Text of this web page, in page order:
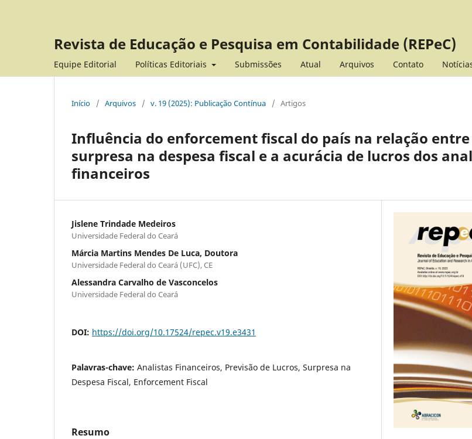
Revista de Educação e Pesquisa em Contabilidade (REPeC)
Equipe Editorial Políticas Editoriais Submissões Atual Arquivos Contato
Início / Arquivos / v. 19 (2025): Publicação Contínua / Artigos
Influência do enforcement fiscal do país na relação entre
surpresa na despesa fiscal e a acurácia de lucros dos
financeiros
Jislene Trindade Medeiros
Universidade Federal do Ceará
Márcia Martins Mendes De Luca, Doutora
Universidade Federal do Ceará (UFC), CE
Alessandra Carvalho de Vasconcelos
Universidade Federal do Ceará
DOI: https://doi.org/10.17524/repec.v19.e3431
Palavras-chave: Analistas Financeiros, Previsão de Lucros, Surpresa na
Despesa Fiscal, Enforcement Fiscal
Resumo